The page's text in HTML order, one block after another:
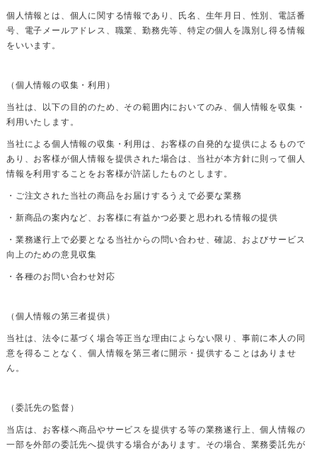
個人情報とは、個人に関する情報であり、氏名、生年月日、性別、電話番
号、電子メールアドレス、職業、勤務先等、特定の個人を識別し得る情報
をいいます。
（個人情報の収集・利用）
当社は、以下の目的のため、その範囲内においてのみ、個人情報を収集・
利用いたします。
当社による個人情報の収集・利用は、お客様の自発的な提供によるもので
あり、お客様が個人情報を提供された場合は、当社が本方針に則って個人
情報を利用することをお客様が許諾したものとします。
・ご注文された当社の商品をお届けするうえで必要な業務
・新商品の案内など、お客様に有益かつ必要と思われる情報の提供
・業務遂行上で必要となる当社からの問い合わせ、確認、およびサービス
向上のための意見収集
・各種のお問い合わせ対応
（個人情報の第三者提供）
当社は、法令に基づく場合等正当な理由によらない限り、事前に本人の同
意を得ることなく、個人情報を第三者に開示・提供することはありませ
ん。
（委託先の監督）
当店は、お客様へ商品やサービスを提供する等の業務遂行上、個人情報の
一部を外部の委託先へ提供する場合があります。その場合、業務委託先が